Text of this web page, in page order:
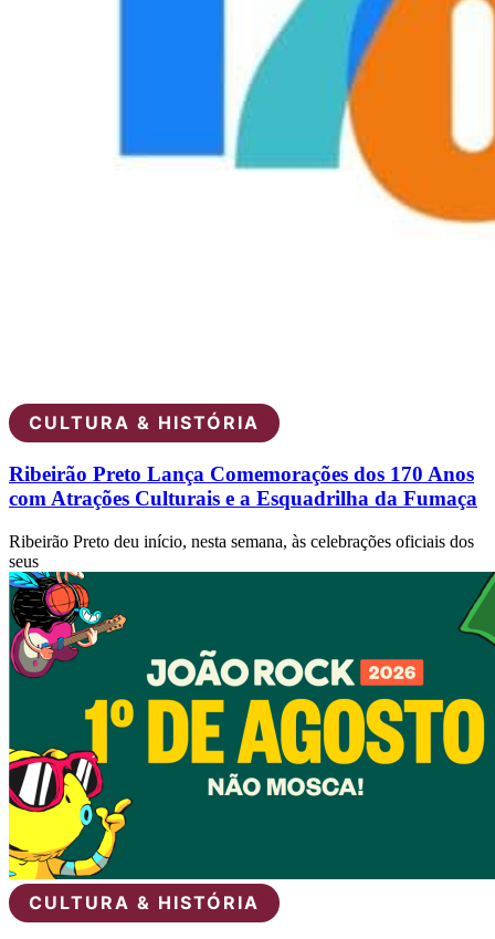
CULTURA & HISTÓRIA
Ribeirão Preto Lança Comemorações dos 170 Anos
com Atrações Culturais e a Esquadrilha da Fumaça
Ribeirão Preto deu início, nesta semana, às celebrações oficiais dos
seus
CULTURA & HISTÓRIA